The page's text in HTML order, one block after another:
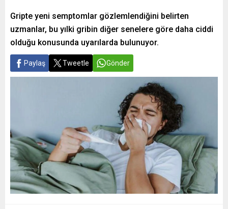
Gripte yeni semptomlar gözlemlendiğini belirten
uzmanlar, bu yılki gribin diğer senelere göre daha ciddi
olduğu konusunda uyarılarda bulunuyor.
Paylaş Tweetle Gönder